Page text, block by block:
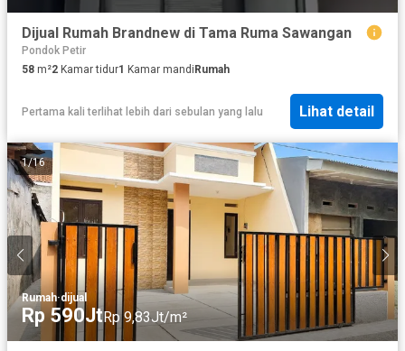
Dijual Rumah Brandnew di Tama Ruma Sawangan
Pondok Petir
58 m²2 Kamar tidur1 Kamar mandi Rumah
Pertama kali terlihat lebih dari sebulan yang lalu Lihat detail
1/16
Rumah·dijual
Rp 590JtRp 9,83Jt/m²